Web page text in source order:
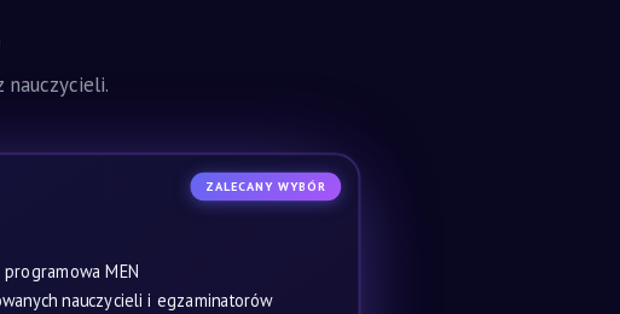
ZALECANY WYBÓR
MEN
nauczycieli i egzaminatorów